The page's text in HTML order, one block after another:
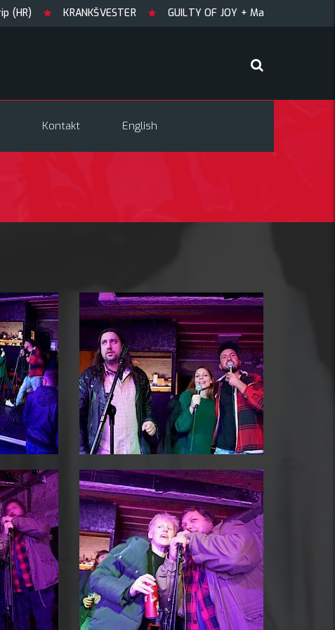
KRANKŠVESTER GUILTY OF JOY + Match! + Šesti
Kontakt English